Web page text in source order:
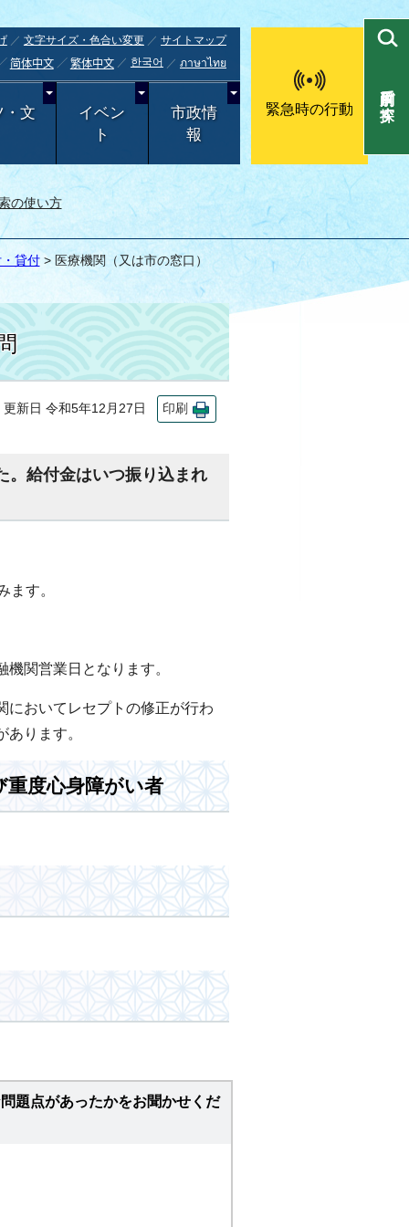
文字サイズ・色合い変更
サイトマップ
简体中文 繁体中文 한국어 ภาษาไทย
・文
イベン
ト
市政情
報
緊急時の行動
の使い方
目的別で探す
貸付> 医療機関（又は市の窓口）
新日 令和5年12月27日 印刷
。給付金はいつ振り込まれ
ます。
関営業日となります。
においてレセプトの修正が行わ
ります。
重度心身障がい者
題点があったかをお聞かせくだ